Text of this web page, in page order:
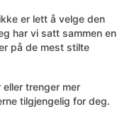
er lett å velge den
har vi satt sammen en
på de mest stilte
trenger mer
tilgjengelig for deg.